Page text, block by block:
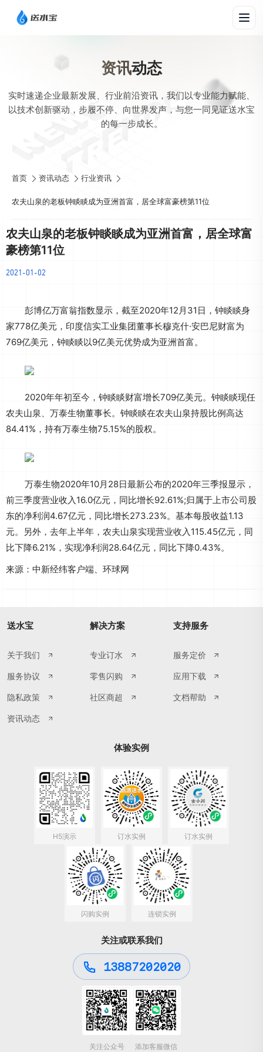
资讯动态
实时速递企业最新发展、行业前沿资讯，我们以专业能力赋能、
以技术创新驱动，步履不停、向世界发声，与您一同见证送水宝
的每一步成长。
首页 资讯动态 行业资讯
农夫山泉的老板钟睒睒成为亚洲首富，居全球富豪榜第11位
农夫山泉的老板钟睒睒成为亚洲首富，居全球富
豪榜第11位
2021-01-02
彭博亿万富翁指数显示，截至2020年12月31日，钟睒睒身
家778亿美元，印度信实工业集团董事长穆克什·安巴尼财富为
769亿美元，钟睒睒以9亿美元优势成为亚洲首富。
2020年年初至今，钟睒睒财富增长709亿美元。钟睒睒现任
农夫山泉、万泰生物董事长。钟睒睒在农夫山泉持股比例高达
84.41%，持有万泰生物75.15%的股权。
万泰生物2020年10月28日最新公布的2020年三季报显示，
前三季度营业收入16.0亿元，同比增长92.61%;归属于上市公司股
东的净利润4.67亿元，同比增长273.23%。基本每股收益1.13
元。另外，去年上半年，农夫山泉实现营业收入115.45亿元，同
比下降6.21%，实现净利润28.64亿元，同比下降0.43%。
来源：中新经纬客户端、环球网
送水宝
关于我们
服务协议
隐私政策
资讯动态
解决方案
专业订水
零售闪购
社区商超
支持服务
服务定价
应用下载
文档帮助
体验实例
H5演示 订水实例 订水实例
闪购实例 连锁实例
关注或联系我们
13887202020
关注公众号 添加客服微信